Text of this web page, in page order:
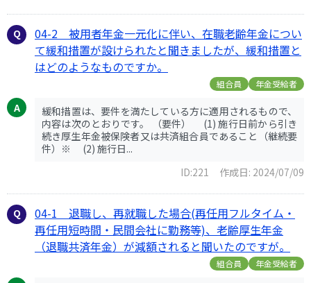
04-2 被用者年金一元化に伴い、在職老齢年金につい
て緩和措置が設けられたと聞きましたが、緩和措置と
はどのようなものですか。
組合員 年金受給者
緩和措置は、要件を満たしている方に適用されるもので、
内容は次のとおりです。 （要件） (1) 施行日前から引き
続き厚生年金被保険者又は共済組合員であること（継続要
件）※ (2) 施行日...
ID:221
作成日: 2024/07/09
04-1 退職し、再就職した場合(再任用フルタイム・
再任用短時間・民間会社に勤務等)、老齢厚生年金
（退職共済年金）が減額されると聞いたのですが。
組合員 年金受給者